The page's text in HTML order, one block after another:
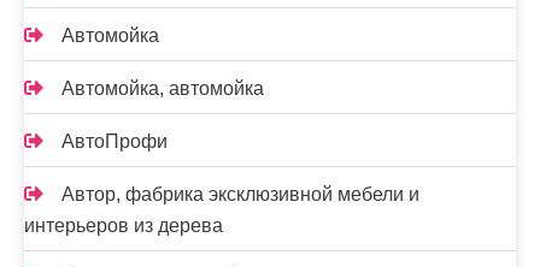
Автомойка
Автомойка, автомойка
АвтоПрофи
Автор, фабрика эксклюзивной мебели и
интерьеров из дерева